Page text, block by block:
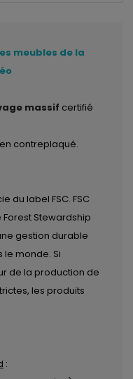
meubles de la
massif certifié
contreplaqué.
du label FSC. FSC
Stewardship
gestion durable
le monde. Si
de la production de
les produits
: